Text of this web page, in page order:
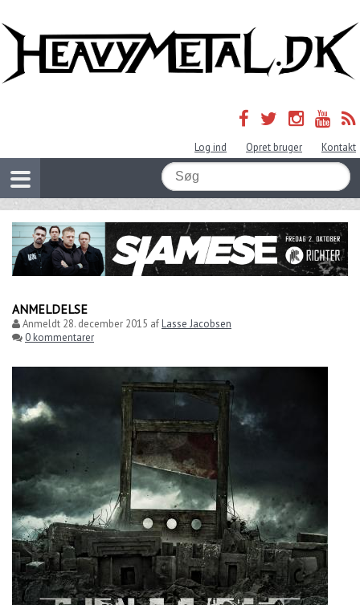
Log ind Opret bruger Kontakt
ANMELDELSE
Anmeldt 28. december 2015 afLasse Jacobsen
0 kommentarer